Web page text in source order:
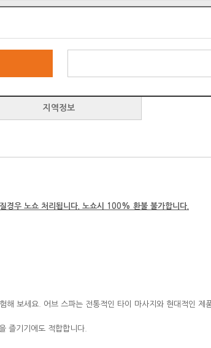
지역정보
경우 노쇼 처리됩니다. 노쇼시 100% 환불 불가합니다.
보세요. 어브 스파는 전통적인 타이 마사지와 현대적인 제
즐기기에도 적합합니다.